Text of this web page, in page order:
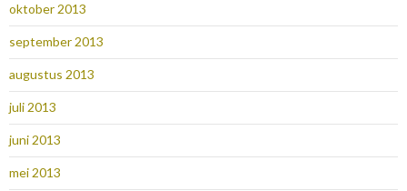
oktober 2013
september 2013
augustus 2013
juli 2013
juni 2013
mei 2013